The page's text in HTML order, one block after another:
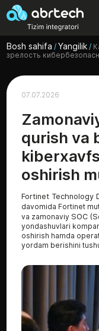
Bosh sahifa / Yangilik/
зрелость
07.07.2026
qurish va
oshirish
Fortinet Technology
davomida Fortinet
va zamonaviy SOC
yondashuvlari
oshirish hamda
yordam berishini